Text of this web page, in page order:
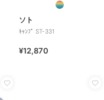
ソト
ｷｬﾝﾌﾟ ST-331
¥12,870